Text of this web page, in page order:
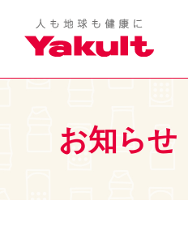
お知らせ